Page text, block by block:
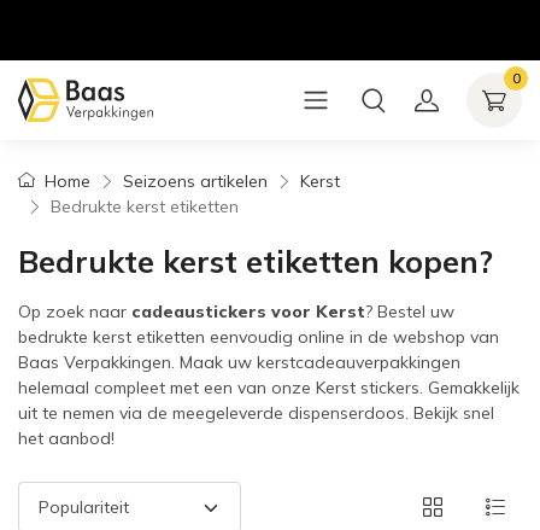
0
Home Seizoens artikelen
Kerst
Bedrukte kerst etiketten
Bedrukte kerst etiketten kopen?
Op zoek naar cadeaustickers voor Kerst? Bestel uw
bedrukte kerst etiketten eenvoudig online in de webshop van
Baas Verpakkingen. Maak uw kerstcadeauverpakkingen
helemaal compleet met een van onze Kerst stickers. Gemakkelijk
uit te nemen via de meegeleverde dispenserdoos. Bekijk snel
het aanbod!